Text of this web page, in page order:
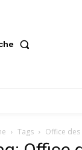
Tags Office des